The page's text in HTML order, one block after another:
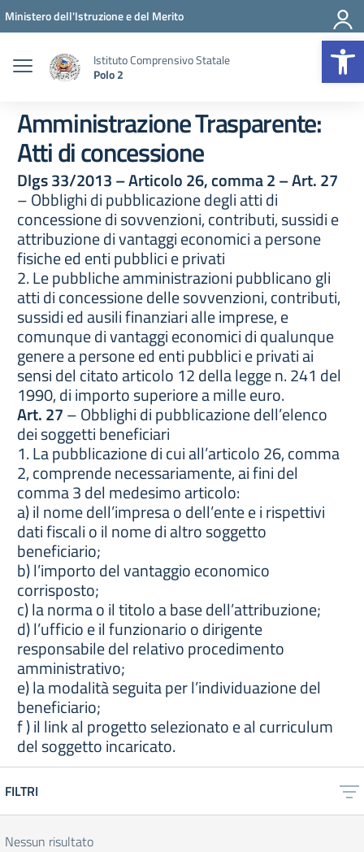
Vai ai contenuti
Vai al menu di navigazione
Vai al footer
Ministero dell'Istruzione e del Merito
Istituto Comprensivo Statale
Polo 2
Amministrazione Trasparente:
Atti di concessione
Dlgs 33/2013 – Articolo 26, comma 2 – Art. 27
– Obblighi di pubblicazione degli atti di
concessione di sovvenzioni, contributi, sussidi e
attribuzione di vantaggi economici a persone
fisiche ed enti pubblici e privati
2. Le pubbliche amministrazioni pubblicano gli
atti di concessione delle sovvenzioni, contributi,
sussidi ed ausili finanziari alle imprese, e
comunque di vantaggi economici di qualunque
genere a persone ed enti pubblici e privati ai
sensi del citato articolo 12 della legge n. 241 del
1990, di importo superiore a mille euro.
Art. 27– Obblighi di pubblicazione dell’elenco
dei soggetti beneficiari
1. La pubblicazione di cui all’articolo 26, comma
2, comprende necessariamente, ai fini del
comma 3 del medesimo articolo:
a) il nome dell’impresa o dell’ente e i rispettivi
dati fiscali o il nome di altro soggetto
beneficiario;
b) l’importo del vantaggio economico
corrisposto;
c) la norma o il titolo a base dell’attribuzione;
d) l’ufficio e il funzionario o dirigente
responsabile del relativo procedimento
amministrativo;
e) la modalità seguita per l’individuazione del
beneficiario;
f ) il link al progetto selezionato e al curriculum
del soggetto incaricato.
FILTRI
Nessun risultato